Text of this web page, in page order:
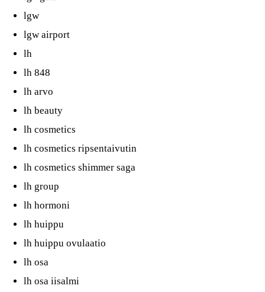
lgw
lgw airport
lh
lh 848
lh arvo
lh beauty
lh cosmetics
lh cosmetics ripsentaivutin
lh cosmetics shimmer saga
lh group
lh hormoni
lh huippu
lh huippu ovulaatio
lh osa
lh osa iisalmi